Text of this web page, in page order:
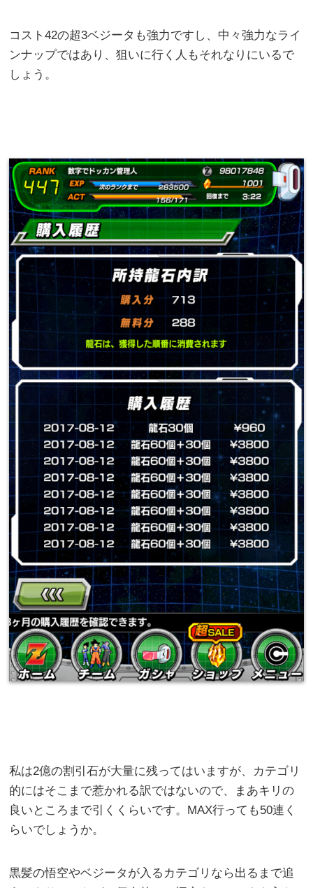
コスト42の超3ベジータも強力ですし、中々強力なライ
ンナップではあり、狙いに行く人もそれなりにいるで
しょう。
私は2億の割引石が大量に残ってはいますが、カテゴリ
的にはそこまで惹かれる訳ではないので、まあキリの
良いところまで引くくらいです。MAX行っても50連く
らいでしょうか。
黒髪の悟空やベジータが入るカテゴリなら出るまで追